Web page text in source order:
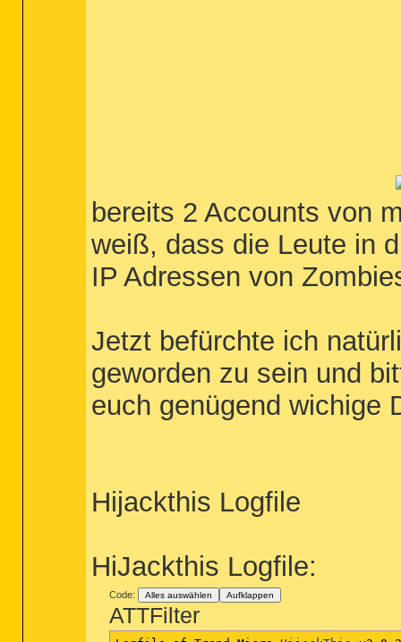
bereits 2 Accounts von
weiß, dass die Leute in
IP Adressen von
Jetzt befürchte ich
geworden zu sein und
euch genügend wichige
Hijackthis Logfile
HiJackthis Logfile:
Code: Alles auswählen Aufklappen
ATTFilter